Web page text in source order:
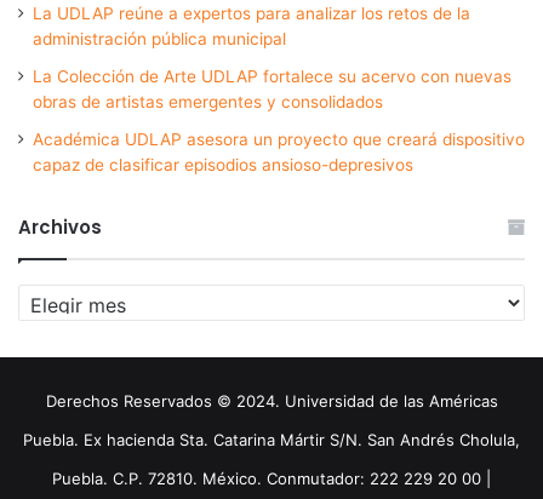
La UDLAP reúne a expertos para analizar los retos de la
administración pública municipal
La Colección de Arte UDLAP fortalece su acervo con nuevas
obras de artistas emergentes y consolidados
Académica UDLAP asesora un proyecto que creará dispositivo
capaz de clasificar episodios ansioso-depresivos
Archivos
Archivos
Derechos Reservados © 2024. Universidad de las Américas
Puebla. Ex hacienda Sta. Catarina Mártir S/N. San Andrés Cholula,
Puebla. C.P. 72810. México. Conmutador: 222 229 20 00 |